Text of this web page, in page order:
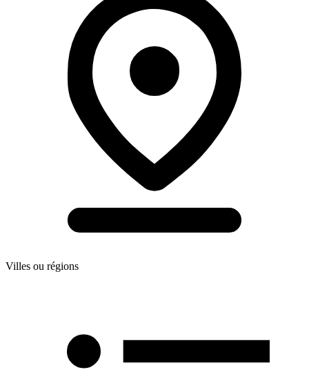
Villes ou régions